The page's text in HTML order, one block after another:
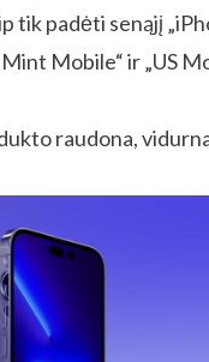
padėti senąjį
Mobile“ ir „US
raudona,